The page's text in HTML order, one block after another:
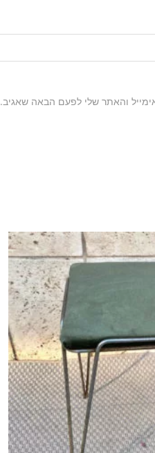
והאתר שלי לפעם הבאה שאגיב.